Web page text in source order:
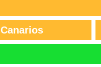
Canarios